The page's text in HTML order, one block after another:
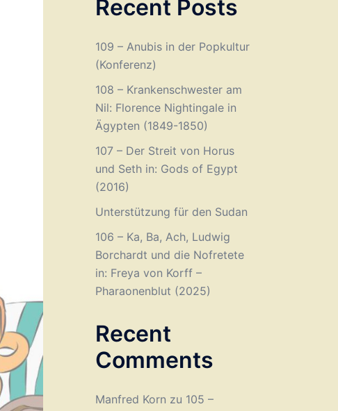
Recent Posts
109 – Anubis in der Popkultur
(Konferenz)
108 – Krankenschwester am
Nil: Florence Nightingale in
Ägypten (1849-1850)
107 – Der Streit von Horus
und Seth in: Gods of Egypt
(2016)
Unterstützung für den Sudan
106 – Ka, Ba, Ach, Ludwig
Borchardt und die Nofretete
in: Freya von Korff –
Pharaonenblut (2025)
Recent
Comments
Manfred Korn zu 105 –